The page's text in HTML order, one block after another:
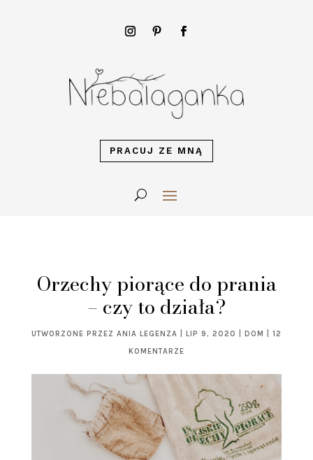
PRACUJ ZE MNĄ
Orzechy piorące do prania
– czy to działa?
UTWORZONE PRZEZ ANIA LEGENZA LIP 9, 2020 DOM
12
KOMENTARZE